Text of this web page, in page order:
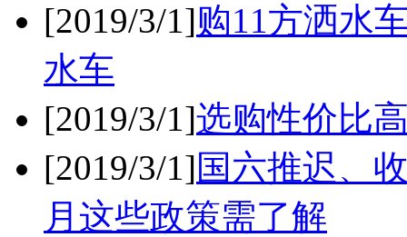
[2019/3/1]购11方洒水
水车
[2019/3/1]选购性价比
[2019/3/1]国六推迟、
月这些政策需了解